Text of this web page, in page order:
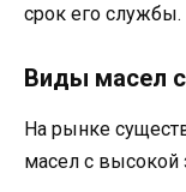
срок его службы.
Виды масел
На рынке
масел с высокой